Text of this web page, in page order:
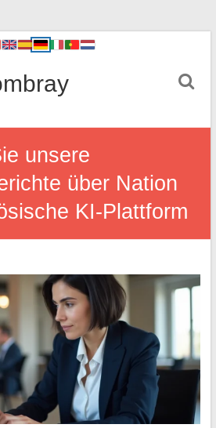
unsere
über Nation
KI-Plattform